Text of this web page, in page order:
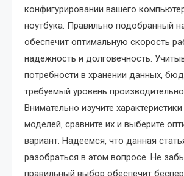
конфигурировании вашего
ноутбука. Правильно подобранный
обеспечит оптимальную скорость
надежность и долговечность.
потребности в хранении данных‚
требуемый уровень
Внимательно изучите
моделей‚ сравните их и выберите
вариант. Надеемся‚ что данная
разобраться в этом вопросе. Не
правильный выбор обеспечит